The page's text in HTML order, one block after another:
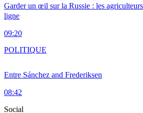
Garder un œil sur la Russie : les
ligne
09:20
Entre Sánchez and Frederiksen
08:42
POLITIQUE
Social